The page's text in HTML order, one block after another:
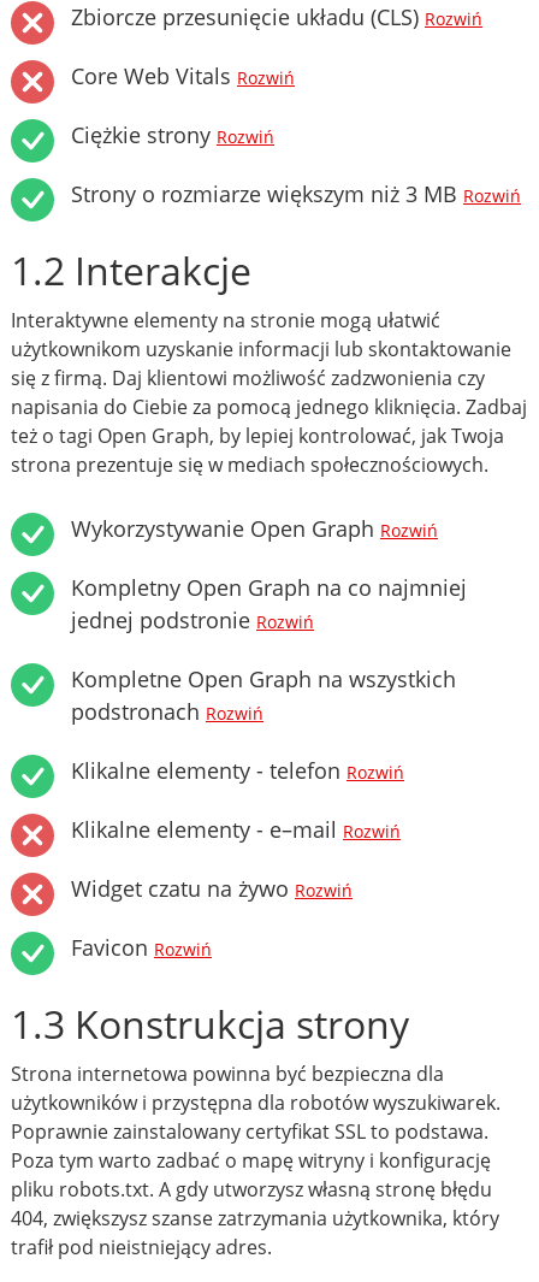
Zbiorcze przesunięcie układu (CLS) Rozwiń
Core Web Vitals Rozwiń
Ciężkie strony Rozwiń
Strony o rozmiarze większym niż 3 MB Rozwiń
1.2 Interakcje
Interaktywne elementy na stronie mogą ułatwić
użytkownikom uzyskanie informacji lub skontaktowanie
się z firmą. Daj klientowi możliwość zadzwonienia czy
napisania do Ciebie za pomocą jednego kliknięcia. Zadbaj
też o tagi Open Graph, by lepiej kontrolować, jak Twoja
strona prezentuje się w mediach społecznościowych.
Wykorzystywanie Open Graph Rozwiń
Kompletny Open Graph na co najmniej
jednej podstronie Rozwiń
Kompletne Open Graph na wszystkich
podstronach Rozwiń
Klikalne elementy - telefon Rozwiń
Klikalne elementy - e–mail Rozwiń
Widget czatu na żywo Rozwiń
Favicon Rozwiń
1.3 Konstrukcja strony
Strona internetowa powinna być bezpieczna dla
użytkowników i przystępna dla robotów wyszukiwarek.
Poprawnie zainstalowany certyfikat SSL to podstawa.
Poza tym warto zadbać o mapę witryny i konfigurację
pliku robots.txt. A gdy utworzysz własną stronę błędu
404, zwiększysz szanse zatrzymania użytkownika, który
trafił pod nieistniejący adres.